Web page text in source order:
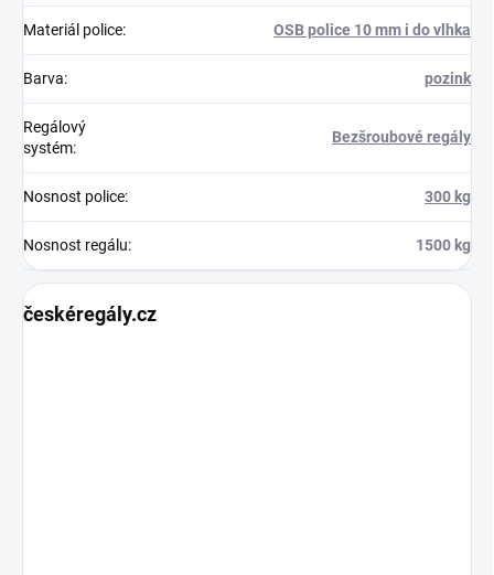
Materiál police: OSB police 10 mm i do vlhka
Barva: pozink
Regálový
systém:
Bezšroubové regály
Nosnost police: 300 kg
Nosnost regálu: 1500 kg
českéregály.cz